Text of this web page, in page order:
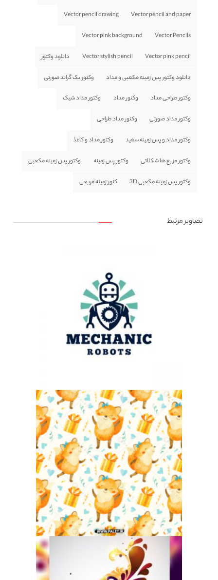
Vector pencil and paper
Vector pencil drawing
Vector Pencils
Vector pink background
Vector pink pencil
Vector stylish pencil دانلود وکتور
دانلود وکتور پس زمینه مکعبی و مداد وکتور بک گراند صورتی
وکتور طراحی مداد وکتور مداد وکتور مداد شیک
وکتور مداد صورتی وکتور مداد طراحی
وکتور مداد و پس زمینه سفید وکتور مداد و کاغذ
وکتور مربع ها شکلاتی وکتور پس زمینه وکتور پس زمینه مکعبی
وکتور پس زمینه مکعبی 3D کتور زمینه مربعی
تصاویر مرتبط